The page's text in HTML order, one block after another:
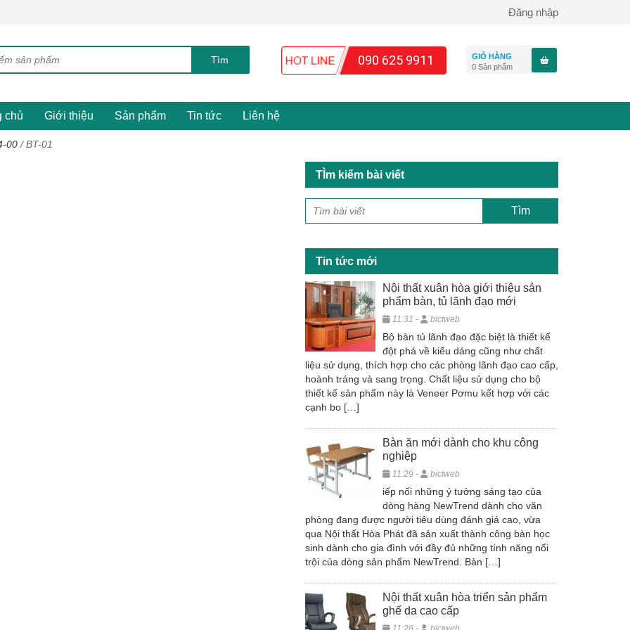
Đăng nhập
090 625 9911
GIỎ HÀNG
0Sản phẩm
chủ Giới thiệu Sản phẩm Tin tức Liên hệ
00 /BT-01
TÌm kiếm bài viết
Tin tức mới
Nội thất xuân hòa giới thiệu sản
phẩm bàn, tủ lãnh đạo mới
11:31 - bictweb
Bộ bàn tủ lãnh đạo đặc biệt là thiết kế
đột phá về kiểu dáng cũng như chất
liệu sử dụng, thích hợp cho các phòng lãnh đạo cao cấp,
hoành tráng và sang trọng. Chất liệu sử dụng cho bộ
thiết kế sản phẩm này là Veneer Pơmu kết hợp với các
cạnh bo […]
Bàn ăn mới dành cho khu công
nghiệp
11:29 - bictweb
iếp nối những ý tưởng sáng tạo của
dòng hàng NewTrend dành cho văn
phòng đang được người tiêu dùng đánh giá cao, vừa
qua Nội thất Hòa Phát đã sản xuất thành công bàn học
sinh dành cho gia đình với đầy đủ những tính năng nổi
trội của dòng sản phẩm NewTrend. Bàn […]
Nội thất xuân hòa triển sản phẩm
ghế da cao cấp